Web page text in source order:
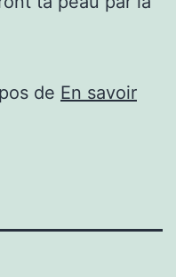
de En savoir